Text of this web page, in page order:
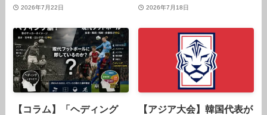
2026年7月22日 2026年7月18日
【コラム】「ヘディング
【アジア大会】韓国代表が